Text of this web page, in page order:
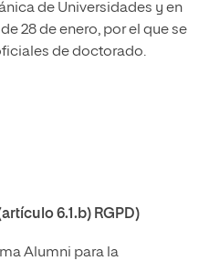
de Universidades y en
28 de enero, por el que se
de doctorado.
6.1.b) RGPD)
Alumni para la